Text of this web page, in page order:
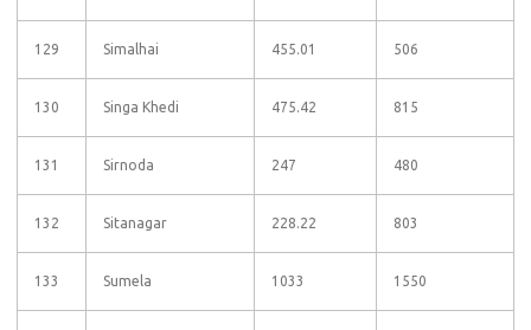
129 Simalhai 455.01 506
130 Singa Khedi 475.42 815
131 Sirnoda 247 480
132 Sitanagar 228.22 803
133 Sumela 1033 1550